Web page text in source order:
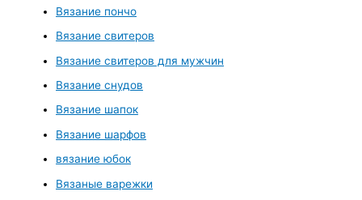
Вязание пончо
Вязание свитеров
Вязание свитеров для мужчин
Вязание снудов
Вязание шапок
Вязание шарфов
вязание юбок
Вязаные варежки